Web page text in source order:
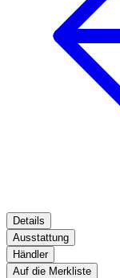
Details
Ausstattung
Händler
Auf die Merkliste